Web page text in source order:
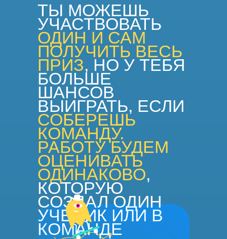
ТЫ МОЖЕШЬ
УЧАСТВОВАТЬ
ОДИН И САМ
ПОЛУЧИТЬ ВЕСЬ
ПРИЗ, НО У ТЕБЯ
БОЛЬШЕ
ШАНСОВ
ВЫИГРАТЬ, ЕСЛИ
СОБЕРЕШЬ
КОМАНДУ.
РАБОТУ БУДЕМ
ОЦЕНИВАТЬ
ОДИНАКОВО,
КОТОРУЮ
СОЗДАЛ ОДИН
УЧЕНИК ИЛИ В
КОМАНДЕ